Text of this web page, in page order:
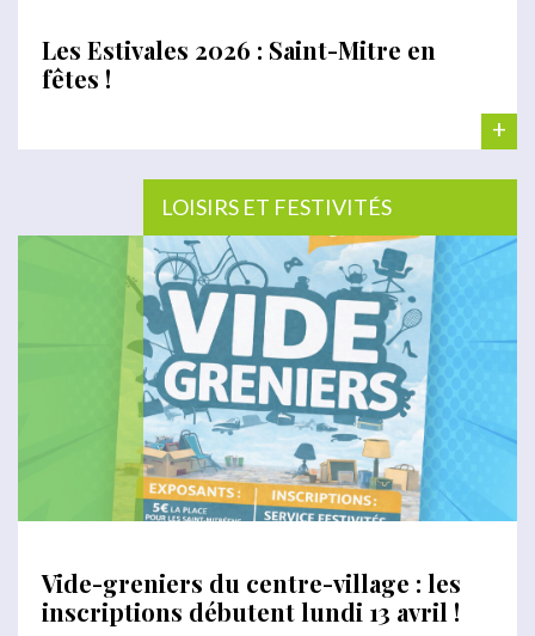
Les Estivales 2026 : Saint-Mitre en
fêtes !
+
LOISIRS ET FESTIVITÉS
Vide-greniers du centre-village : les
inscriptions débutent lundi 13 avril !